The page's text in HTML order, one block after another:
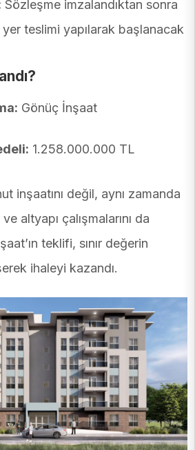
Sözleşme imzalandıktan sonra
teslimi yapılarak başlanacak
Gönüç İnşaat
1.258.000.000 TL
inşaatını değil, aynı zamanda
altyapı çalışmalarını da
teklifi, sınır değerin
ihaleyi kazandı.